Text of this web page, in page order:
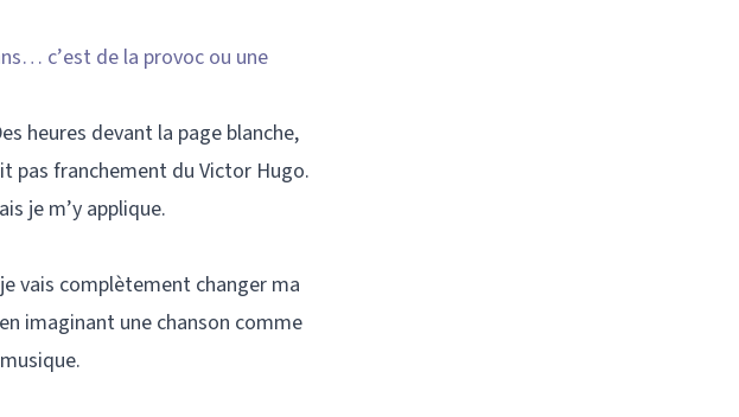
c’est de la provoc ou une
heures devant la page blanche,
pas franchement du Victor Hugo.
je m’y applique.
vais complètement changer ma
imaginant une chanson comme